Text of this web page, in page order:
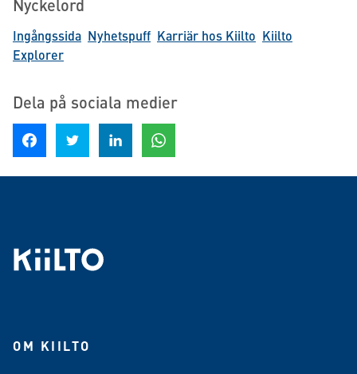
Ingångssida Nyhetspuff Karriär hos Kiilto Kiilto
Explorer
Dela på sociala medier
Dela på Facebook Dela på Twitter Dela på LinkedIn
OM KIILTO